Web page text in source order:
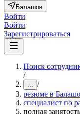
Балашов
Войти
Войти
Зарегистрироваться
Поиск
/
... /
резюме в
специалист по
полная занятость